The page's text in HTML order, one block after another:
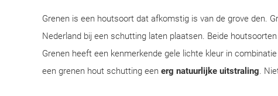
Grenen is een houtsoort dat afkomstig is van de grove den.
Nederland bij een schutting laten plaatsen. Beide
Grenen heeft een kenmerkende gele lichte kleur in
een grenen hout schutting een erg natuurlijke uitstraling.